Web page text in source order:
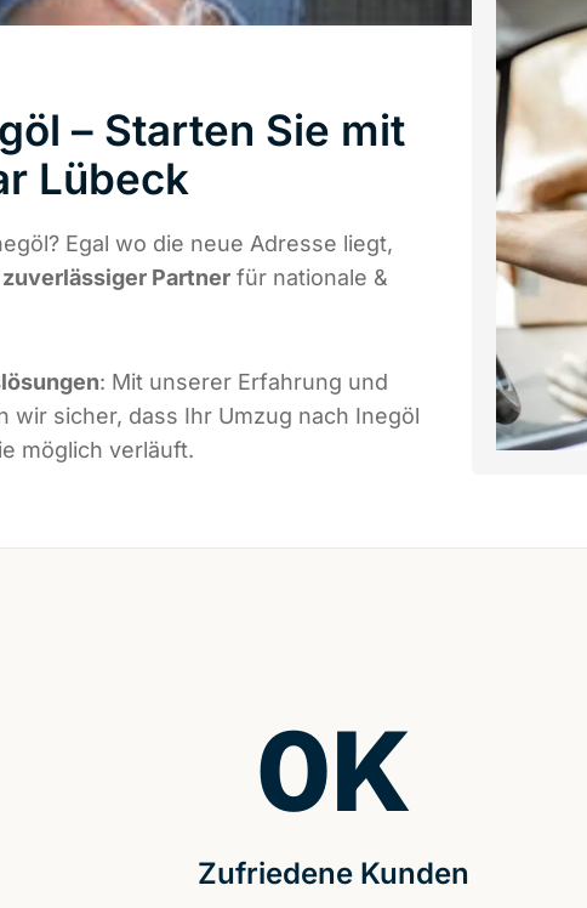
– Starten Sie mit
Lübeck
Egal wo die neue Adresse liegt,
zuverlässiger Partner für nationale &
: Mit unserer Erfahrung und
wir sicher, dass Ihr Umzug nach Inegöl
möglich verläuft.
Zufriedene Kunden
0K